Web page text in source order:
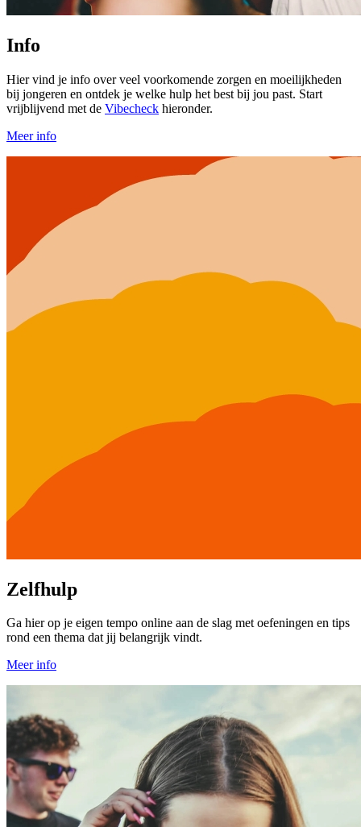
Info
Hier vind je info over veel voorkomende zorgen en moeilijkheden
bij jongeren en ontdek je welke hulp het best bij jou past. Start
vrijblijvend met de Vibecheck hieronder.
Meer info
Zelfhulp
Ga hier op je eigen tempo online aan de slag met oefeningen en tips
rond een thema dat jij belangrijk vindt.
Meer info